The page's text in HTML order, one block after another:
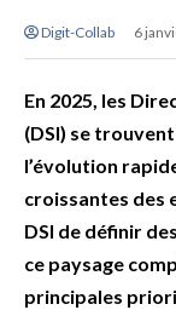
Digit-Collab 6
En 2025, les
(DSI) se
l’évolution
croissantes des
DSI de définir
ce paysage
principales